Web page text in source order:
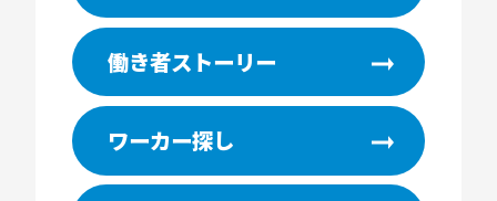
働き者ストーリー
ワーカー探し